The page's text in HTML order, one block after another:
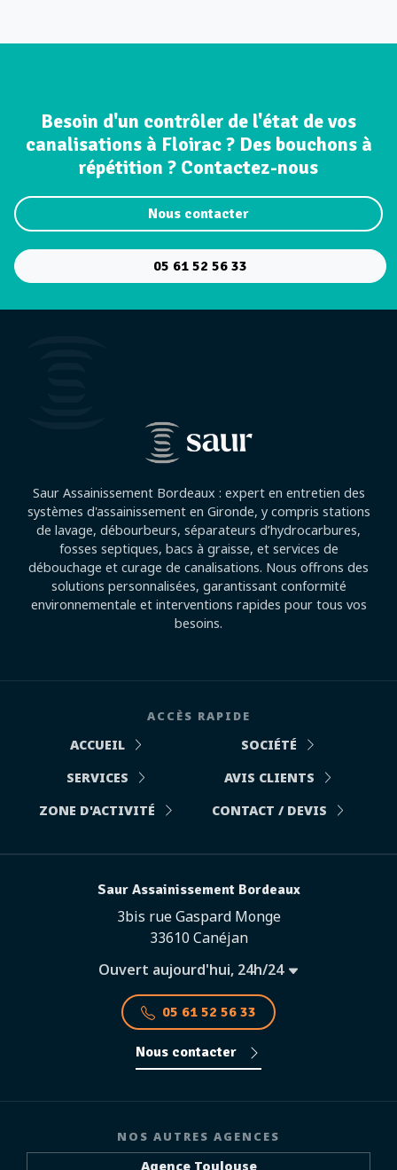
Besoin d'un contrôler de l'état de vos
canalisations à Floirac ? Des bouchons à
répétition ? Contactez-nous
Nous contacter
05 61 52 56 33
Saur Assainissement Bordeaux : expert en entretien des
systèmes d'assainissement en Gironde, y compris stations
de lavage, débourbeurs, séparateurs d’hydrocarbures,
fosses septiques, bacs à graisse, et services de
débouchage et curage de canalisations. Nous offrons des
solutions personnalisées, garantissant conformité
environnementale et interventions rapides pour tous vos
besoins.
ACCÈS RAPIDE
ACCUEIL
SOCIÉTÉ
SERVICES
AVIS CLIENTS
ZONE D'ACTIVITÉ
CONTACT / DEVIS
Saur Assainissement Bordeaux
3bis rue Gaspard Monge
33610 Canéjan
Ouvert aujourd'hui, 24h/24
05 61 52 56 33
Nous contacter
NOS AUTRES AGENCES
Agence Toulouse